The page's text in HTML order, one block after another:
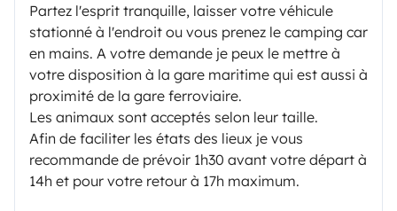
Partez l'esprit tranquille, laisser votre véhicule
stationné à l'endroit ou vous prenez le camping car
en mains. A votre demande je peux le mettre à
votre disposition à la gare maritime qui est aussi à
proximité de la gare ferroviaire.
Les animaux sont acceptés selon leur taille.
Afin de faciliter les états des lieux je vous
recommande de prévoir 1h30 avant votre départ à
14h et pour votre retour à 17h maximum.